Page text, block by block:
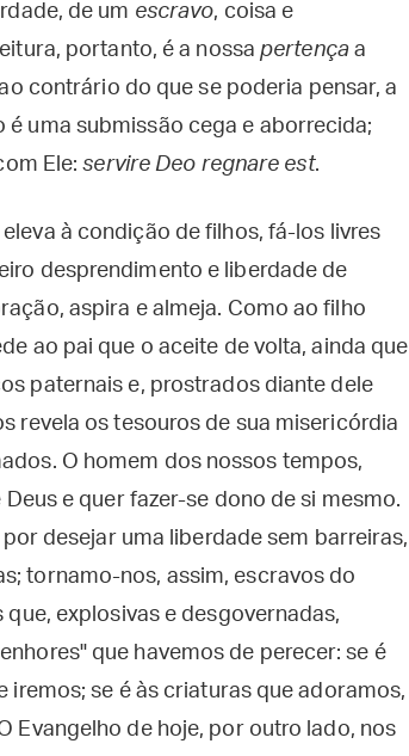
de um escravo, coisa e
portanto, é a nossapertençaa
ao contrário do que se poderia pensar, a
uma submissão cega e aborrecida;
Ele:servire Deo regnare est.
à condição de filhos, fá-los livres
desprendimento e liberdade de
aspira e almeja. Como ao filho
ao pai que o aceite de volta, ainda que
paternais e, prostrados diante dele
revela os tesouros de sua misericórdia
O homem dos nossos tempos,
e quer fazer-se dono de si mesmo.
desejar uma liberdade sem barreiras,
tornamo-nos, assim, escravos do
explosivas e desgovernadas,
que havemos de perecer: se é
se é às criaturas que adoramos,
Evangelho de hoje, por outro lado, nos